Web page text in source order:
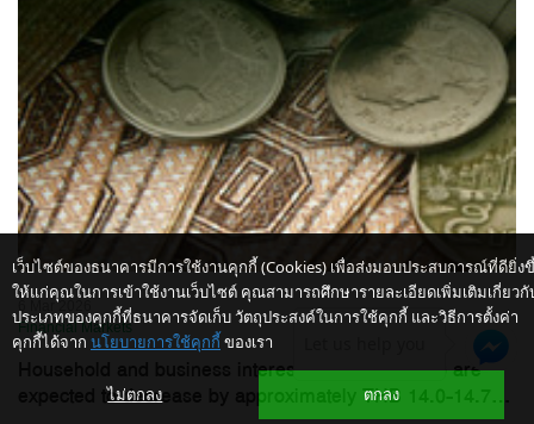
6 Mar 2026
Financial Markets
Household and business interest burdens in 2026 are
expected to decrease by approximately THB 14.0-14.7...
เว็บไซต์ของธนาคารมีการใช้งานคุกกี้ (Cookies) เพื่อส่งมอบประสบการณ์ที่ดียิ่ง
ให้แก่คุณในการเข้าใช้งานเว็บไซต์ คุณสามารถศึกษารายละเอียดเพิ่มเติมเกี่ยวกั
ประเภทของคุกกี้ที่ธนาคารจัดเก็บ วัตถุประสงค์ในการใช้คุกกี้ และวิธีการตั้งค่า
คุกกี้ได้จาก นโยบายการใช้คุกกี้ ของเรา
ไม่ตกลง ตกลง